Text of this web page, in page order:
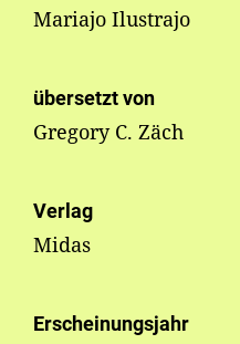
Mariajo Ilustrajo
übersetzt von
Gregory C. Zäch
Verlag
Midas
Erscheinungsjahr